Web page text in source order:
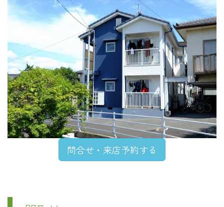
問合せ・来店予約する